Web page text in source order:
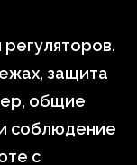
защита
общие
соблюдение
с